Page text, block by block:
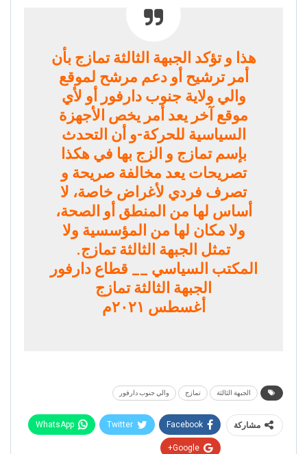
هذا و تؤكد الجبهة الثالثة تمازج بأن
أمر ترشيح أو دعم مرشح لموقع
والي ولاية جنوب دارفور أو لأي
موقع آخر يعد أمر يخص الأجهزة
السياسية للحركة-و أن التحدث
بإسم تمازج و الزج بها في هكذا
تصريحات يعد مخالفة صريحة و
تصرف فردي لأغراض خاصة، لا
أساس لها من المنطق أو الصحة،
ولا مكان لها من المؤسسية ولا
تمثل الجبهة الثالثة تمازج.
المكتب السياسي __ قطاع دارفور
الجبهة الثالثة تمازج
أغسطس ٢٠٢١م
الجبهة الثالثة تمازج والي جنوب دارفور
مشاركة Facebook
Twitter
WhatsApp
Google+